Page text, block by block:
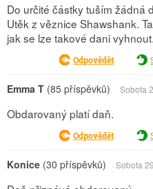
Do určité částky tuším žádná
Utěk z věznice Shawshank.
jak se lze takové dani
Odpovědět
Emma T (85 příspěvků) Sobota
Obdarovaný platí daň.
Odpovědět
Konice (30 příspěvků) Sobota